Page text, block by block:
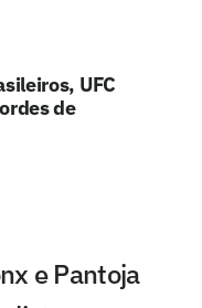
UFC
de
e Pantoja